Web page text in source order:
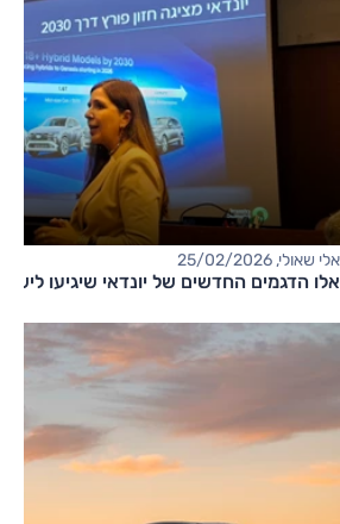
אלי שאולי, 25/02/2026
אלו הדגמים החדשים של יונדאי שיגיעו